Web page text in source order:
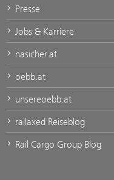
Presse
Jobs & Karriere
nasicher.at
oebb.at
unsereoebb.at
railaxed Reiseblog
Rail Cargo Group Blog